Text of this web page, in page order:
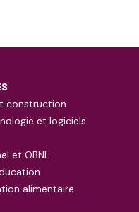
construction
et logiciels
et OBNL
alimentaire